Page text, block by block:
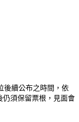
後續公布之時間，依
仍須保留票根，見面會